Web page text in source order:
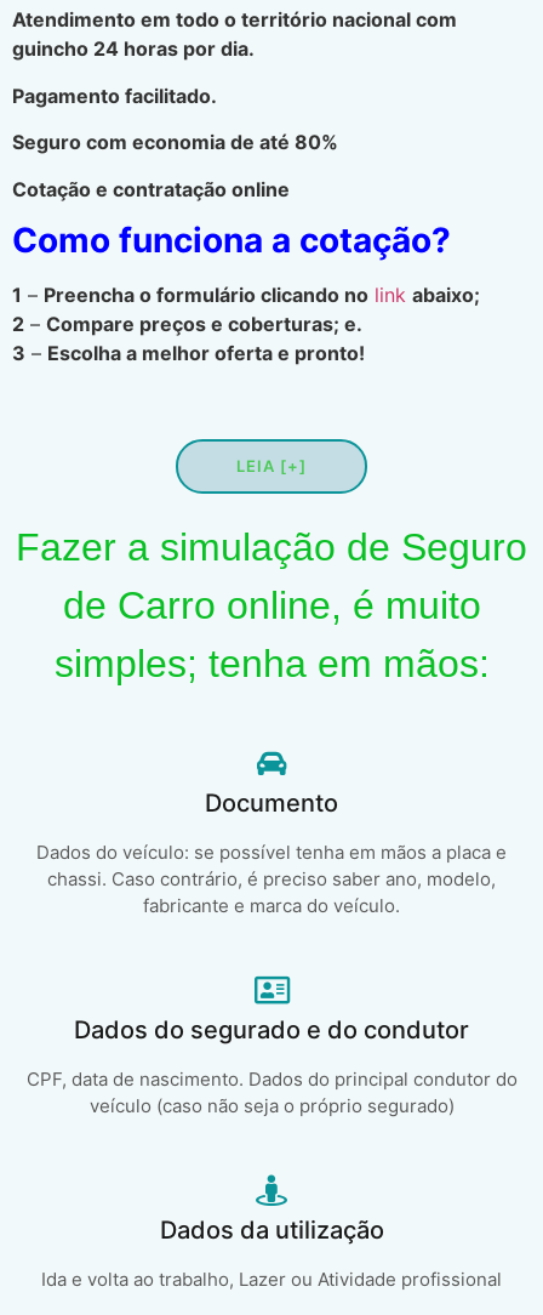
Atendimento em todo o território nacional com
guincho 24 horas por dia.
Pagamento facilitado.
Seguro com economia de até 80%
Cotação e contratação online
Como funciona a cotação?
1 – Preencha o formulário clicando no link abaixo;
2 – Compare preços e coberturas; e.
3 – Escolha a melhor oferta e pronto!
LEIA [+]
Fazer a simulação de Seguro
de Carro online, é muito
simples; tenha em mãos:
Documento
Dados do veículo: se possível tenha em mãos a placa e
chassi. Caso contrário, é preciso saber ano, modelo,
fabricante e marca do veículo.
Dados do segurado e do condutor
CPF, data de nascimento. Dados do principal condutor do
veículo (caso não seja o próprio segurado)
Dados da utilização
Ida e volta ao trabalho, Lazer ou Atividade profissional